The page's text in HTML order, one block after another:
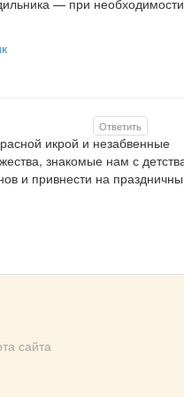
— при
Ответить
икрой и незабвенные
знакомые нам с
и привнести на
сайта